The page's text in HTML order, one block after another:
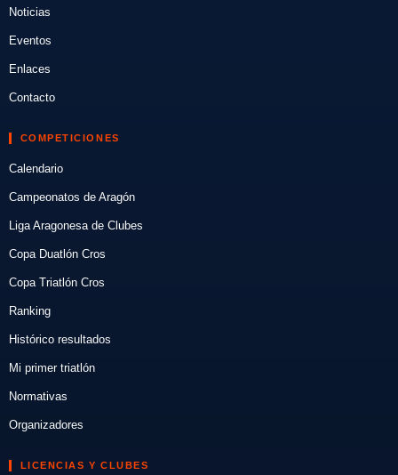
Noticias
Eventos
Enlaces
Contacto
COMPETICIONES
Calendario
Campeonatos de Aragón
Liga Aragonesa de Clubes
Copa Duatlón Cros
Copa Triatlón Cros
Ranking
Histórico resultados
Mi primer triatlón
Normativas
Organizadores
LICENCIAS Y CLUBES